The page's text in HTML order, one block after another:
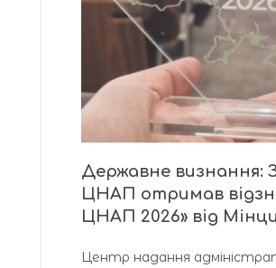
Державне визнання:
ЦНАП отримав
ЦНАП 2026» від
Центр надання